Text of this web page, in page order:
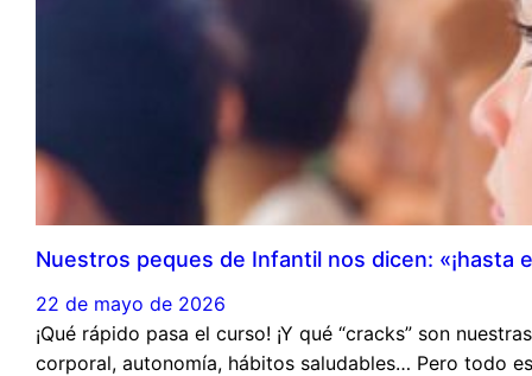
Nuestros peques de Infantil nos dicen: «¡hasta
22 de mayo de 2026
¡Qué rápido pasa el curso! ¡Y qué “cracks” son
corporal, autonomía, hábitos saludables… Pero todo